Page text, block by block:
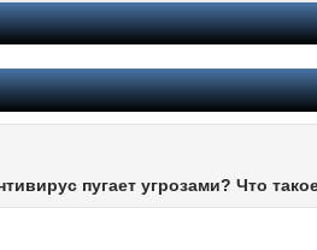
пугает угрозами? Что